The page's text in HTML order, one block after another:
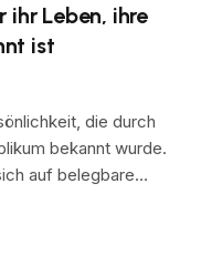
ihr Leben, ihre
ist
die durch
bekannt wurde.
auf belegbare…